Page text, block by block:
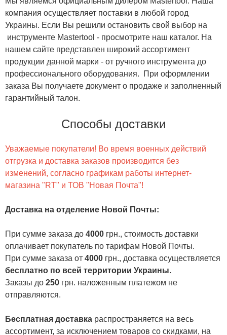
компания осуществляет поставки в любой город
Украины. Если Вы решили остановить свой выбор на
инструменте Mastertool - просмотрите наш каталог. На
нашем сайте представлен широкий ассортимент
продукции данной марки - от ручного инструмента до
профессионального оборудования. При оформлении
заказа Вы получаете документ о продаже и заполненный
гарантийный талон.
Способы доставки
Уважаемые покупатели! Во время военных действий
отгрузка и доставка заказов производится без
изменений, согласно графикам работы интернет-
магазина "RT" и ТОВ "Новая Почта"!
Доставка на отделение Новой Почты:
При сумме заказа до 4000 грн., стоимость доставки
оплачивает покупатель по тарифам Новой Почты.
При сумме заказа от 4000 грн., доставка осуществляется
бесплатно по всей территории Украины.
Заказы до 250 грн. наложенным платежом не
отправляются.
Бесплатная доставка распространяется на весь
ассортимент, за исключением товаров со скидками, на